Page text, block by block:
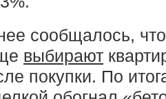
сообщалось,
выбирают
покупки. По